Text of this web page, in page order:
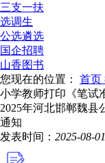
三支一扶
选调生
公选遴选
国企招聘
山香图书
您现在的位置： 首页
小学教师打印《笔试
2025年河北邯郸魏县
通知
发表时间： 2025-08-01